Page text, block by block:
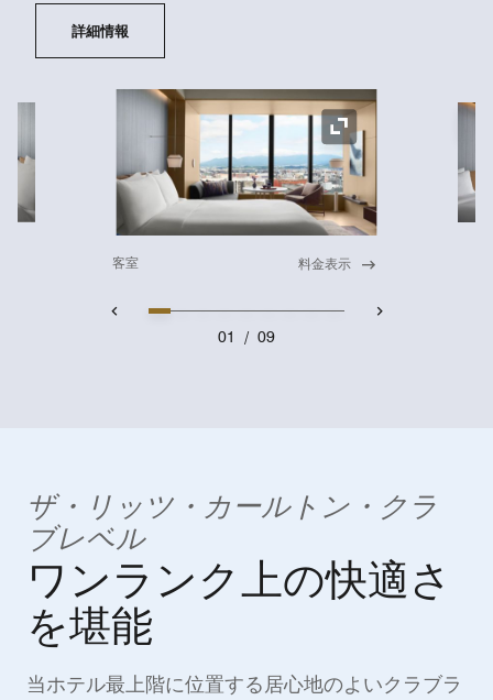
詳細情報
アイコンの拡大
客室 料金表示
01 / 09
ザ・リッツ・カールトン・クラ
ブレベル
ワンランク上の快適さ
を堪能
当ホテル最上階に位置する居心地のよいクラブラ